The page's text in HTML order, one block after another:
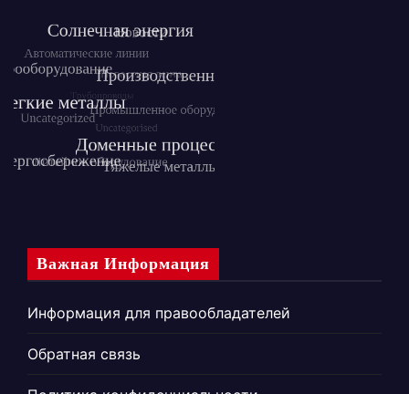
Важная Информация
Информация для правообладателей
Обратная связь